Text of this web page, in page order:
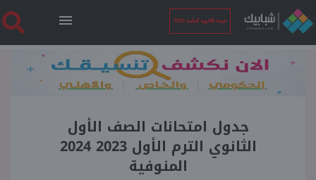
نتيجة الثانوية العامة 2026
الرئيسية
نتيجة الثانوية العامة 2026
أخبار ساخنة
جدول امتحانات الصف الأول
الثانوي الترم الأول 2023 2024
المنوفية